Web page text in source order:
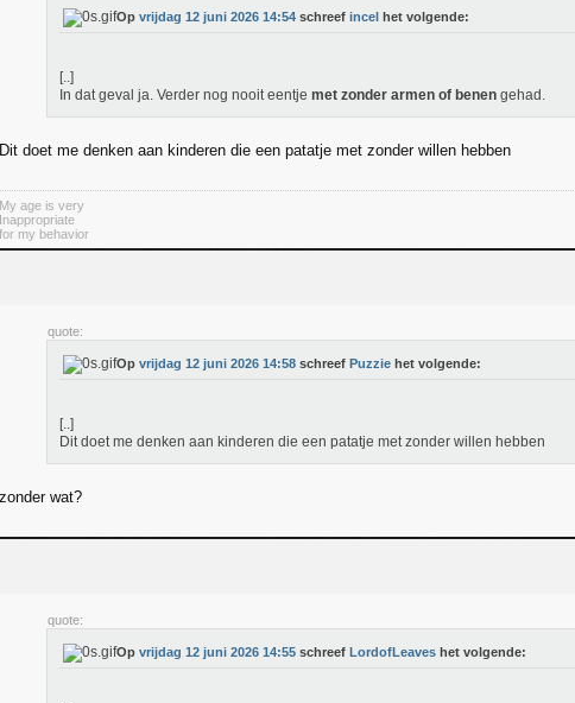
Op vrijdag 12 juni 2026 14:54 schreef incel het volgende:
[..]
In dat geval ja. Verder nog nooit eentje met zonder armen of benen gehad.
Dit doet me denken aan kinderen die een patatje met zonder willen hebben
My age is very
Inappropriate
for my behavior
quote:
Op vrijdag 12 juni 2026 14:58 schreef Puzzie het volgende:
[..]
Dit doet me denken aan kinderen die een patatje met zonder willen hebben
zonder wat?
quote:
Op vrijdag 12 juni 2026 14:55 schreef LordofLeaves het volgende: